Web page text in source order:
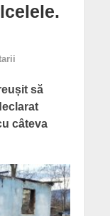
să
câteva